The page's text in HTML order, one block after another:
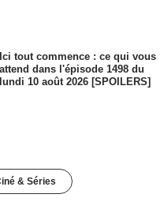
Ici tout commence : ce qui vous
attend dans l'épisode 1498 du
lundi 10 août 2026 [SPOILERS]
& Séries